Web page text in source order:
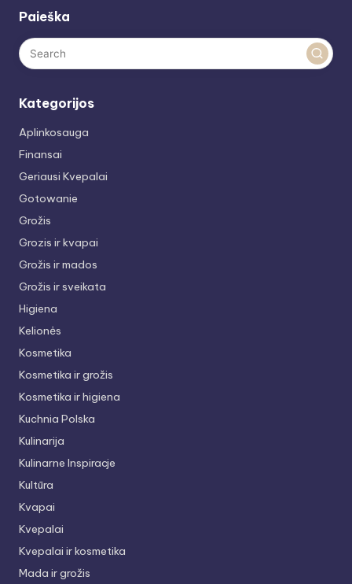
Paieška
Kategorijos
Aplinkosauga
Finansai
Geriausi Kvepalai
Gotowanie
Grožis
Grozis ir kvapai
Grožis ir mados
Grožis ir sveikata
Higiena
Kelionės
Kosmetika
Kosmetika ir grožis
Kosmetika ir higiena
Kuchnia Polska
Kulinarija
Kulinarne Inspiracje
Kultūra
Kvapai
Kvepalai
Kvepalai ir kosmetika
Mada ir grožis